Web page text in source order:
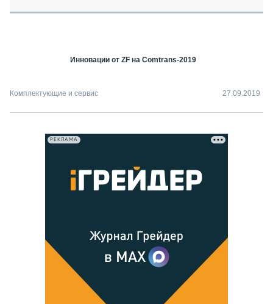
СТАТЬИ ПО КАТЕГОРИЯМ ТЕХНИКИ
Инновации от ZF на Comtrans-2019
Комплектующие и сервис 27.09.2019
РЕКЛАМА